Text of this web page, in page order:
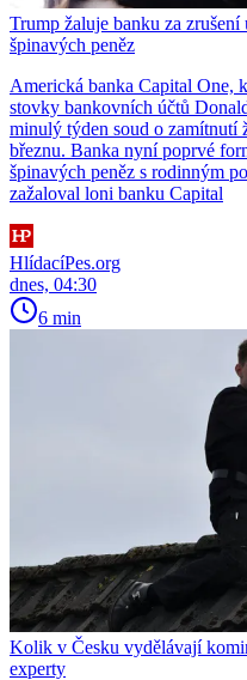
Trump žaluje banku za
špinavých peněz
Americká banka Capital One,
stovky bankovních účtů
minulý týden soud o zamítnutí
březnu. Banka nyní poprvé
špinavých peněz s rodinným
zažaloval loni banku Capital
HlídacíPes.org
dnes, 04:30
6 min
Kolik v Česku vydělávají
experty